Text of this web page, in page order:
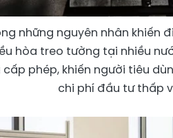
những nguyên nhân khiến
hòa treo tường tại nhiều
cấp phép, khiến người tiêu
chi phí đầu tư thấp